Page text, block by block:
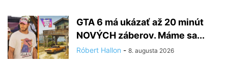
GTA 6 má ukázať až 20 minút
NOVÝCH záberov. Máme sa...
Róbert Hallon - 8. augusta 2026